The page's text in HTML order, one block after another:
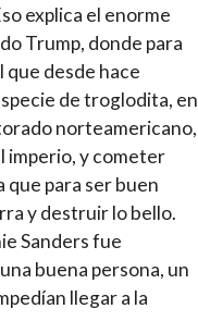
explica el enorme
Trump, donde para
que desde hace
de troglodita, en
norteamericano,
imperio, y cometer
que para ser buen
y destruir lo bello.
Sanders fue
buena persona, un
llegar a la